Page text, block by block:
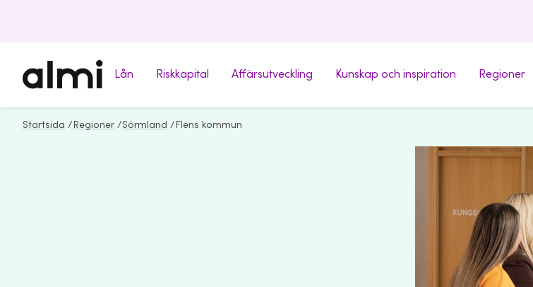
Lån Riskkapital Affärsutveckling Kunskap och inspiration Regioner
Startsida / Regioner /Sörmland / Flens kommun